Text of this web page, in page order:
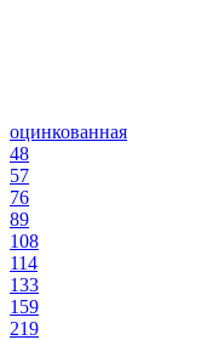
оцинкованная
48
57
76
89
108
114
133
159
219